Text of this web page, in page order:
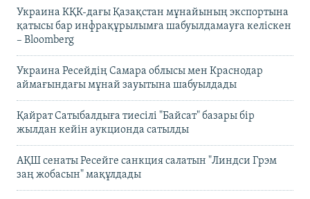
Украина КҚК-дағы Қазақстан мұнайының экспортына
қатысы бар инфрақұрылымға шабуылдамауға келіскен
– Bloomberg
Украина Ресейдің Самара облысы мен Краснодар
аймағындағы мұнай зауытына шабуылдады
Қайрат Сатыбалдыға тиесілі "Байсат" базары бір
жылдан кейін аукционда сатылды
АҚШ сенаты Ресейге санкция салатын "Линдси Грэм
заң жобасын" мақұлдады